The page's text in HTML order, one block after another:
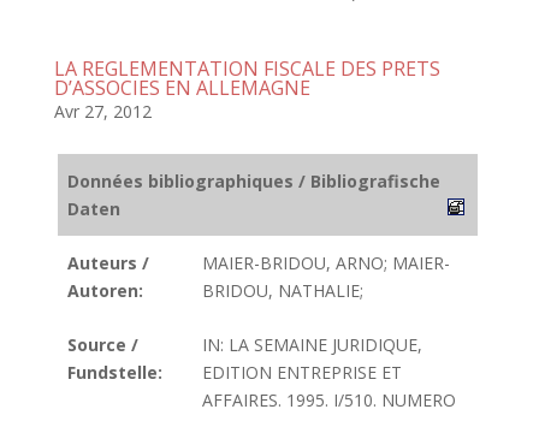
LA REGLEMENTATION FISCALE DES PRETS
D’ASSOCIES EN ALLEMAGNE
Avr 27, 2012
Données bibliographiques / Bibliografische
Daten
Auteurs /
Autoren:
MAIER-BRIDOU, ARNO; MAIER-
BRIDOU, NATHALIE;
Source /
Fundstelle:
IN: LA SEMAINE JURIDIQUE,
EDITION ENTREPRISE ET
AFFAIRES. 1995. I/510. NUMERO